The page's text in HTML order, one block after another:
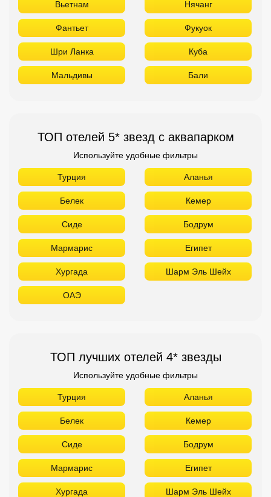
Вьетнам Нячанг
Фантьет Фукуок
Шри Ланка Куба
Мальдивы Бали
ТОП отелей 5* звезд с аквапарком
Используйте удобные фильтры
Турция Аланья
Белек Кемер
Сиде Бодрум
Мармарис Египет
Хургада Шарм Эль Шейх
ОАЭ
ТОП лучших отелей 4* звезды
Используйте удобные фильтры
Турция Аланья
Белек Кемер
Сиде Бодрум
Мармарис Египет
Хургада Шарм Эль Шейх